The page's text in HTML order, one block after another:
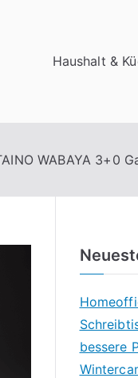
Haushalt &
WABAYA 3+0
bessere